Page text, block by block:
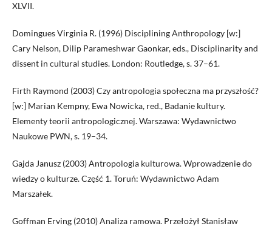
XLVII.
Domingues Virginia R. (1996) Disciplining Anthropology [w:]
Cary Nelson, Dilip Parameshwar Gaonkar, eds., Disciplinarity and
dissent in cultural studies. London: Routledge, s. 37–61.
Firth Raymond (2003) Czy antropologia społeczna ma przyszłość?
[w:] Marian Kempny, Ewa Nowicka, red., Badanie kultury.
Elementy teorii antropologicznej. Warszawa: Wydawnictwo
Naukowe PWN, s. 19–34.
Gajda Janusz (2003) Antropologia kulturowa. Wprowadzenie do
wiedzy o kulturze. Część 1. Toruń: Wydawnictwo Adam
Marszałek.
Goffman Erving (2010) Analiza ramowa. Przełożył Stanisław